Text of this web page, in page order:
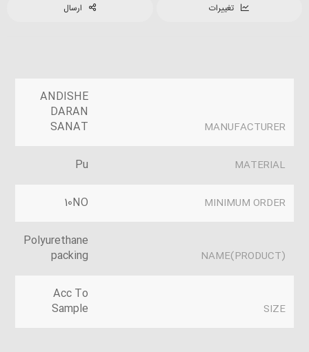
تغییرات ارسال
MANUFACTURER
ANDISHE
DARAN
SANAT
MATERIAL
Pu
MINIMUM ORDER
10NO
(PRODUCT)NAME
Polyurethane
packing
SIZE
Acc To
Sample